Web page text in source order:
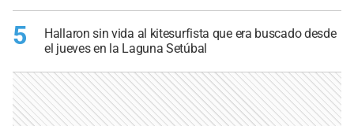
5
Hallaron sin vida al kitesurfista que era buscado desde
el jueves en la Laguna Setúbal